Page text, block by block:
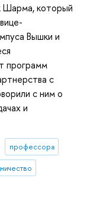
который
Вышки и
программ
с
с ним о
и
профессора